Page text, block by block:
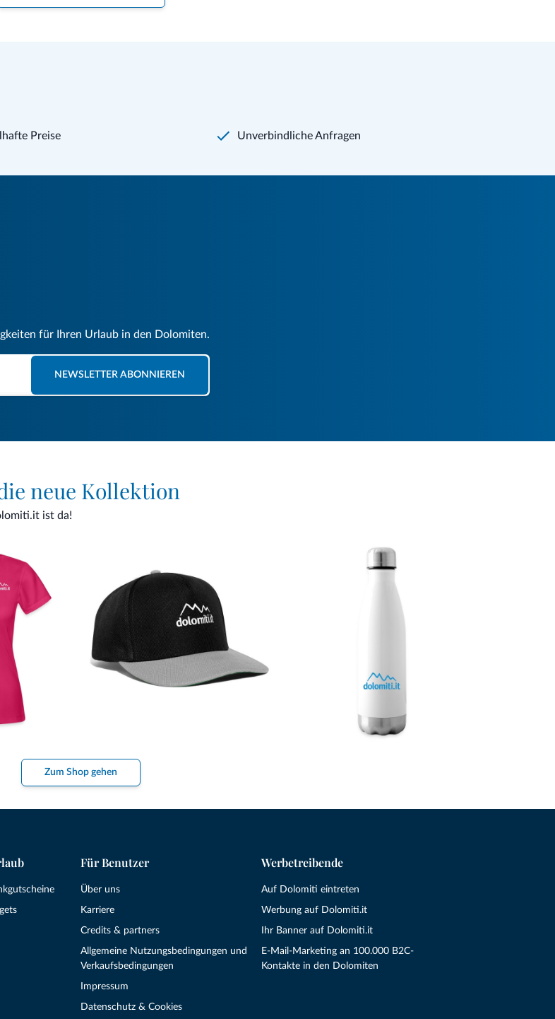
Preise Unverbindliche Anfragen
für Ihren Urlaub in den Dolomiten.
NEWSLETTER ABONNIEREN
neue Kollektion
ist da!
Zum Shop gehen
Für Benutzer
Über uns
Karriere
Credits & partners
Allgemeine Nutzungsbedingungen und
Verkaufsbedingungen
Impressum
Datenschutz & Cookies
Werbetreibende
Auf Dolomiti eintreten
Werbung auf Dolomiti.it
Ihr Banner auf Dolomiti.it
E-Mail-Marketing an 100.000 B2C-
Kontakte in den Dolomiten